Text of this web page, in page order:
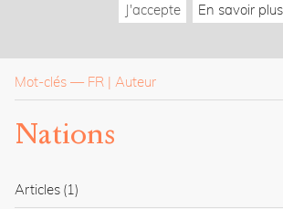
La
revue
Présentation
Publier
J'accepte En savoir plus
Mot-clés — FR Auteur
Nations
Articles (1)